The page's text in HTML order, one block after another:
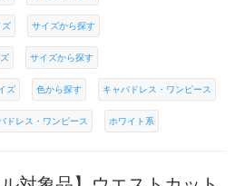
ズ サイズから探す
サイズから探す
ズ 色から探す キャバドレス・ワンピース
ドレス・ワンピース ホワイト系